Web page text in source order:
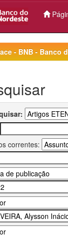
- BNB - Banco
correntes: